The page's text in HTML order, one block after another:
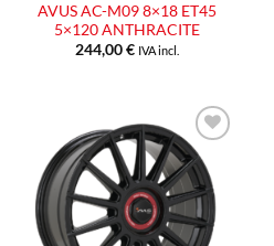
AVUS AC-M09 8×18 ET45
5×120 ANTHRACITE
244,00€ IVA incl.
Aggiungi
alla lista
dei
desideri